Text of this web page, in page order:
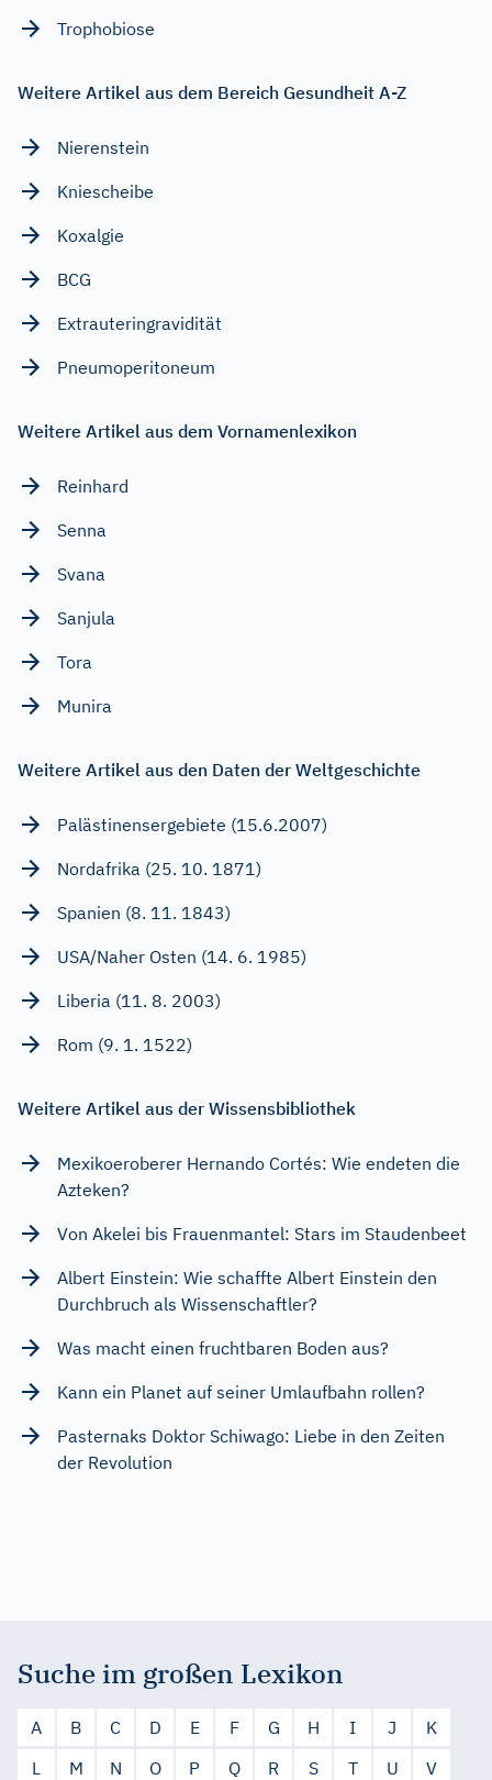
Trophobiose
Weitere Artikel aus dem Bereich Gesundheit A-Z
Nierenstein
Kniescheibe
Koxalgie
BCG
Extrauteringravidität
Pneumoperitoneum
Weitere Artikel aus dem Vornamenlexikon
Reinhard
Senna
Svana
Sanjula
Tora
Munira
Weitere Artikel aus den Daten der Weltgeschichte
Palästinensergebiete (15.6.2007)
Nordafrika (25. 10. 1871)
Spanien (8. 11. 1843)
USA/Naher Osten (14. 6. 1985)
Liberia (11. 8. 2003)
Rom (9. 1. 1522)
Weitere Artikel aus der Wissensbibliothek
Mexikoeroberer Hernando Cortés: Wie endeten die
Azteken?
Von Akelei bis Frauenmantel: Stars im Staudenbeet
Albert Einstein: Wie schaffte Albert Einstein den
Durchbruch als Wissenschaftler?
Was macht einen fruchtbaren Boden aus?
Kann ein Planet auf seiner Umlaufbahn rollen?
Pasternaks Doktor Schiwago: Liebe in den Zeiten
der Revolution
Suche im großen Lexikon
A B C D E F G H I J
K
L
M N O P Q R S T U
V